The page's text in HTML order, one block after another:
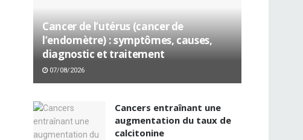
Cancer de l’utérus (cancer de
l’endomètre) : symptômes, causes,
diagnostic et traitement
07/08/2026
Cancers entraînant une
augmentation du taux de
calcitonine